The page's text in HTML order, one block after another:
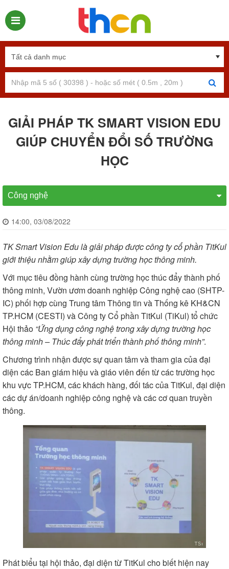
GIẢI PHÁP TK SMART VISION EDU
GIÚP CHUYỂN ĐỔI SỐ TRƯỜNG
HỌC
Công nghệ
14:00, 03/08/2022
TK Smart Vision Edu là giải pháp được công ty cổ phần TitKul
giới thiệu nhằm giúp xây dựng trường học thông minh.
Với mục tiêu đồng hành cùng trường học thúc đẩy thành phố
thông minh, Vườn ươm doanh nghiệp Công nghệ cao (SHTP-
IC) phối hợp cùng Trung tâm Thông tin và Thống kê KH&CN
TP.HCM (CESTI) và Công ty Cổ phần TitKul (TiKul) tổ chức
Hội thảo “Ứng dụng công nghệ trong xây dựng trường học
thông minh – Thúc đẩy phát triển thành phố thông minh”.
Chương trình nhận được sự quan tâm và tham gia của đại
diện các Ban giám hiệu và giáo viên đến từ các trường học
khu vực TP.HCM, các khách hàng, đối tác của TitKul, đại diện
các dự án/doanh nghiệp công nghệ và các cơ quan truyền
thông.
Phát biểu tại hội thảo, đại diện từ TitKul cho biết hiện nay